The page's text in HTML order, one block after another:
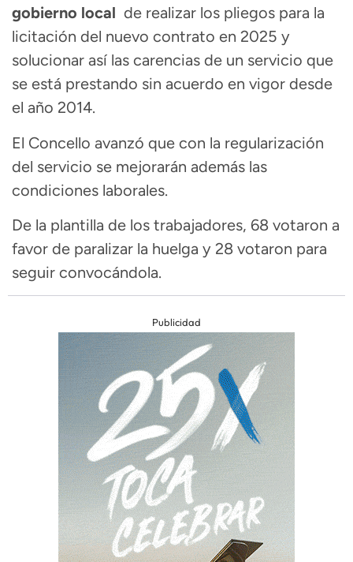
gobierno local de realizar los pliegos para la
licitación del nuevo contrato en 2025 y
solucionar así las carencias de un servicio que
se está prestando sin acuerdo en vigor desde
el año 2014.
El Concello avanzó que con la regularización
del servicio se mejorarán además las
condiciones laborales.
De la plantilla de los trabajadores, 68 votaron a
favor de paralizar la huelga y 28 votaron para
seguir convocándola.
Publicidad